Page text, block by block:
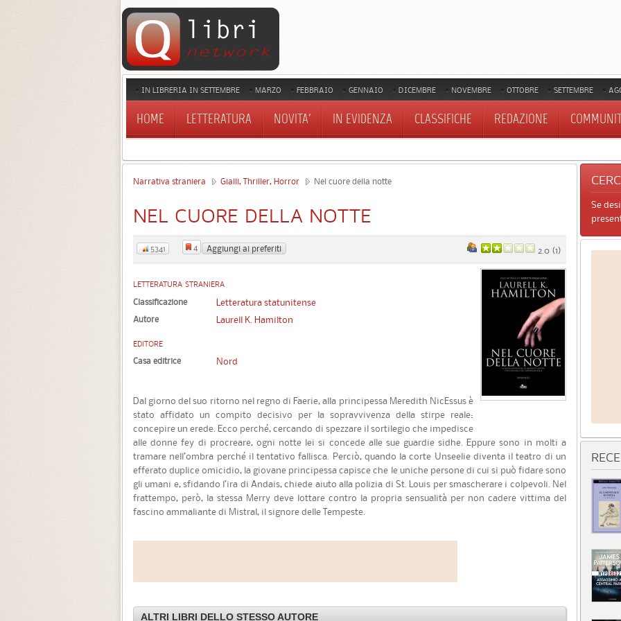
IN LIBRERIA IN SETTEMBRE MARZO FEBBRAIO GENNAIO DICEMBRE NOVEMBRE OTTOBRE SETTEMBRE
HOME LETTERATURA NOVITA' IN EVIDENZA CLASSIFICHE REDAZIONE
Narrativa straniera Gialli, Thriller, Horror Nel cuore della notte
NEL CUORE DELLA NOTTE
2.0 (1)
5341 4 Aggiungi ai preferiti
LETTERATURA STRANIERA
Classificazione Letteratura statunitense
Autore Laurell K. Hamilton
EDITORE
Casa editrice Nord
Dal giorno del suo ritorno nel regno di Faerie, alla principessa Meredith NicEssus è
stato affidato un compito decisivo per la sopravvivenza della stirpe reale:
concepire un erede. Ecco perché, cercando di spezzare il sortilegio che impedisce
alle donne fey di procreare, ogni notte lei si concede alle sue guardie sidhe. Eppure sono in molti a
tramare nell’ombra perché il tentativo fallisca. Perciò, quando la corte Unseelie diventa il teatro di un
efferato duplice omicidio, la giovane principessa capisce che le uniche persone di cui si può fidare sono
gli umani e, sfidando l’ira di Andais, chiede aiuto alla polizia di St. Louis per smascherare i colpevoli. Nel
frattempo, però, la stessa Merry deve lottare contro la propria sensualità per non cadere vittima del
fascino ammaliante di Mistral, il signore delle Tempeste.
ALTRI LIBRI DELLO STESSO AUTORE
Se